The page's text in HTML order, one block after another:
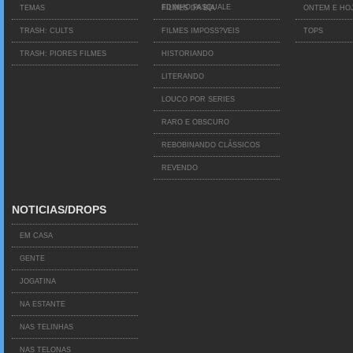
TEMAS
TRASH: CULTS
TRASH: PIORES FILMES
EDINHO PASQUALE
FILMES DA BIA
FILMES IMPOSS?VEIS
HISTORIANDO
LITERANDO
LOUCO POR SERIES
RARO E OBSCURO
REBOBINANDO CLÁSSICOS
REVENDO
ONTEM E
TOPS
NOTICIAS/DROPS
EM CASA
GENTE
JOGATINA
NA ESTANTE
NAS TELINHAS
NAS TELONAS